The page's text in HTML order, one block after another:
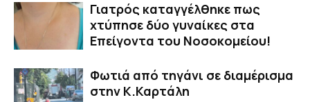
Γιατρός καταγγέλθηκε πως
χτύπησε δύο γυναίκες στα
Επείγοντα του Νοσοκομείου!
Φωτιά από τηγάνι σε διαμέρισμα
στην Κ.Καρτάλη